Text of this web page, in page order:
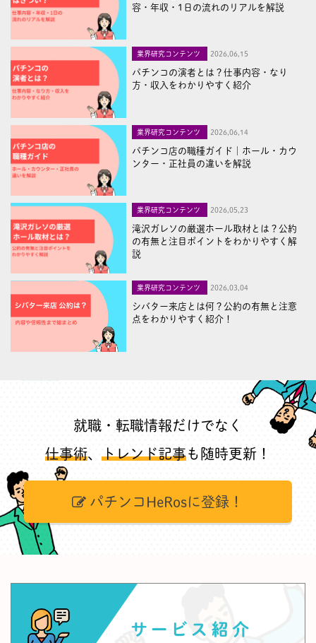
容・年収・1日の流れのリアルを解説
業界研究コンテンツ 2026,06,15
パチンコの演者とは？仕事内容・なり
方・収入をわかりやすく紹介
業界研究コンテンツ 2026,06,14
パチンコ店の職種ガイド｜ホール・カウ
ンター・正社員の違いを解説
業界研究コンテンツ 2026,05,23
滝沢ガレソの厳選ホール取材とは？公約
の有無と注目ポイントをわかりやすく解
説
業界研究コンテンツ 2026,03,04
シバター来店とは何？公約の有無と注意
点をわかりやすく紹介！
就職・転職情報だけでなく
仕事術、 トレンド記事も随時更新！
パチンコHeRosに登録！